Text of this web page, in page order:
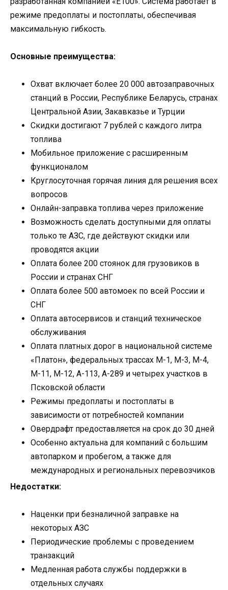
режиме предоплаты и постоплаты, обеспечивая
максимальную гибкость.
Основные преимущества:
Охват включает более 20 000 автозаправочных
станций в России, Республике Беларусь, странах
Центральной Азии, Закавказье и Турции
Скидки достигают 7 рублей с каждого литра
топлива
Мобильное приложение с расширенным
функционалом
Круглосуточная горячая линия для решения всех
вопросов
Онлайн-заправка топлива через приложение
Возможность сделать доступными для оплаты
только те АЗС, где действуют скидки или
проводятся акции
Оплата более 200 стоянок для грузовиков в
России и странах СНГ
Оплата более 500 автомоек по всей России и
СНГ
Оплата автосервисов и станций техническое
обслуживания
Оплата платных дорог в национальной системе
«Платон», федеральных трассах М-1, М-3, М-4,
М-11, М-12, А-113, А-289 и четырех участков в
Псковской области
Режимы предоплаты и постоплаты в
зависимости от потребностей компании
Овердрафт предоставляется на срок до 30 дней
Особенно актуальна для компаний с большим
автопарком и пробегом, а также для
международных и региональных перевозчиков
Недостатки:
Наценки при безналичной заправке на
некоторых АЗС
Периодические проблемы с проведением
транзакций
Медленная работа службы поддержки в
отдельных случаях